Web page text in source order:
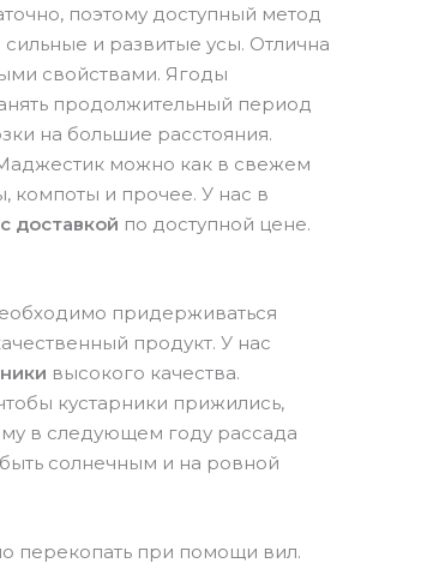
поэтому доступный метод
и развитые усы. Отлична
свойствами. Ягоды
продолжительный период
на большие расстояния.
можно как в свежем
компоты и прочее. У нас в
доставкой по доступной цене.
придерживаться
продукт. У нас
высокого качества.
кустарники прижились,
в следующем году рассада
солнечным и на ровной
перекопать при помощи вил.